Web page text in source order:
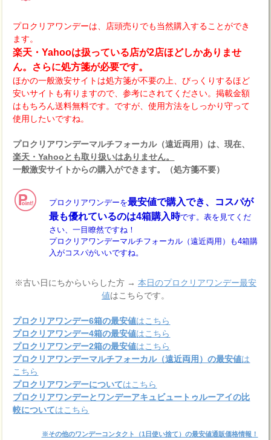
プロクリアワンデーは、店頭売りでも当然購入することができ
ます。
楽天・Yahooは扱っている店が2店ほどしかありませ
ん。さらに処方箋が必要です。
ほかの一般激安サイトは処方箋が不要の上、びっくりするほど
安いサイトも有りますので、参考にされてください。掲載金額
はもちろん送料無料です。ですが、使用方法をしっかり守って
使用したいですね。
プロクリアワンデーマルチフォーカル（遠近両用）は、現在、
楽天・Yahooとも取り扱いはありません。
一般激安サイトからの購入ができます。（処方箋不要）
プロクリアワンデーを最安値で購入でき、コスパが
最も優れているのは4箱購入時です。表を見てくだ
さい、一目瞭然ですね！
プロクリアワンデーマルチフォーカル（遠近両用）も4箱購
入がコスパがいいですね。
※古い日にちからいらした方 → 本日のプロクリアワンデー最安
値はこちらです。
プロクリアワンデー6箱の最安値はこちら
プロクリアワンデー4箱の最安値はこちら
プロクリアワンデー2箱の最安値はこちら
プロクリアワンデーマルチフォーカル（遠近両用）の最安値は
こちら
プロクリアワンデーについてはこちら
プロクリアワンデーとワンデーアキュビュートゥルーアイの比
較についてはこちら
※その他のワンデーコンタクト（1日使い捨て）の最安値通販価格情報！